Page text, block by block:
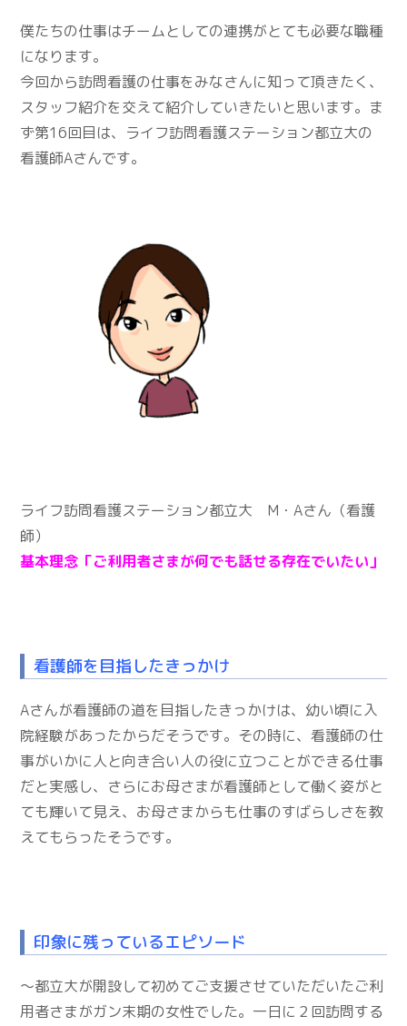
僕たちの仕事はチームとしての連携がとても必要な職種
になります。
今回から訪問看護の仕事をみなさんに知って頂きたく、
スタッフ紹介を交えて紹介していきたいと思います。ま
ず第16回目は、ライフ訪問看護ステーション都立大の
看護師Aさんです。
ライフ訪問看護ステーション都立大 M・Aさん（看護
師）
基本理念「ご利用者さまが何でも話せる存在でいたい」
看護師を目指したきっかけ
Aさんが看護師の道を目指したきっかけは、幼い頃に入
院経験があったからだそうです。その時に、看護師の仕
事がいかに人と向き合い人の役に立つことができる仕事
だと実感し、さらにお母さまが看護師として働く姿がと
ても輝いて見え、お母さまからも仕事のすばらしさを教
えてもらったそうです。
印象に残っているエピソード
～都立大が開設して初めてご支援させていただいたご利
用者さまがガン末期の女性でした。一日に２回訪問する